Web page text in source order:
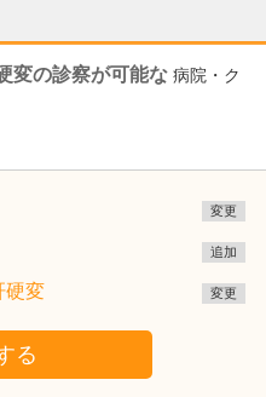
変の診察が可能な 病院・ク
変更
追加
硬変 変更
る